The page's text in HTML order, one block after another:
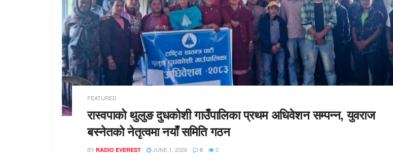
FEATURED
रास्वपाको थुलुङ दुधकोशी गाउँपालिका प्रथम अधिवेशन सम्पन्न, युवराज
बस्नेतको नेतृत्वमा नयाँ समिति गठन
BY RADIO EVEREST JUNE 1, 2026 0 0